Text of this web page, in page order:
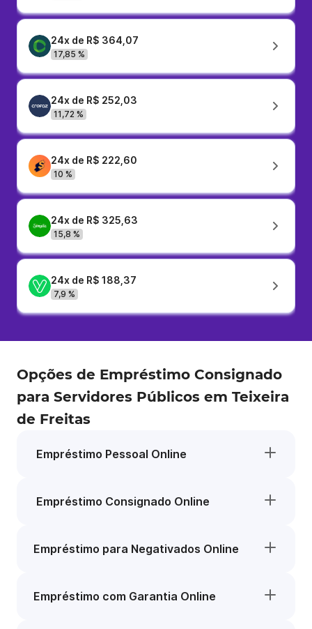
24x de R$ 364,07
17,85 %
24x de R$ 252,03
11,72 %
24x de R$ 222,60
10 %
24x de R$ 325,63
15,8 %
24x de R$ 188,37
7,9 %
Opções de Empréstimo Consignado
para Servidores Públicos em Teixeira
de Freitas
Empréstimo Pessoal Online
Empréstimo Consignado Online
Empréstimo para Negativados Online
Empréstimo com Garantia Online